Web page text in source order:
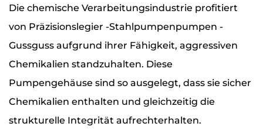
Die chemische Verarbeitungsindustrie profitiert
von Präzisionslegier -Stahlpumpenpumpen -
Gussguss aufgrund ihrer Fähigkeit, aggressiven
Chemikalien standzuhalten. Diese
Pumpengehäuse sind so ausgelegt, dass sie sicher
Chemikalien enthalten und gleichzeitig die
strukturelle Integrität aufrechterhalten.